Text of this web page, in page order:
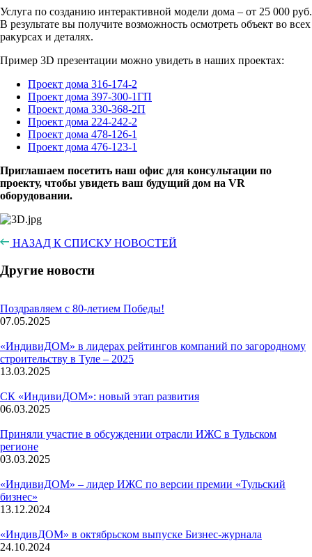
Услуга по созданию интерактивной модели дома – от 25 000 руб.
В результате вы получите возможность осмотреть объект во всех
ракурсах и деталях.
Пример 3D презентации можно увидеть в наших проектах:
Проект дома 316-174-2
Проект дома 397-300-1ГП
Проект дома 330-368-2П
Проект дома 224-242-2
Проект дома 478-126-1
Проект дома 476-123-1
Приглашаем посетить наш офис для консультации по
проекту, чтобы увидеть ваш будущий дом на VR
оборудовании.
НАЗАД К СПИСКУ НОВОСТЕЙ
Другие новости
Поздравляем с 80-летием Победы!
07.05.2025
«ИндивиДОМ» в лидерах рейтингов компаний по загородному
строительству в Туле – 2025
13.03.2025
СК «ИндивиДОМ»: новый этап развития
06.03.2025
Приняли участие в обсуждении отрасли ИЖС в Тульском
регионе
03.03.2025
«ИндивиДОМ» – лидер ИЖС по версии премии «Тульский
бизнес»
13.12.2024
«ИндивДОМ» в октябрьском выпуске Бизнес-журнала
24.10.2024